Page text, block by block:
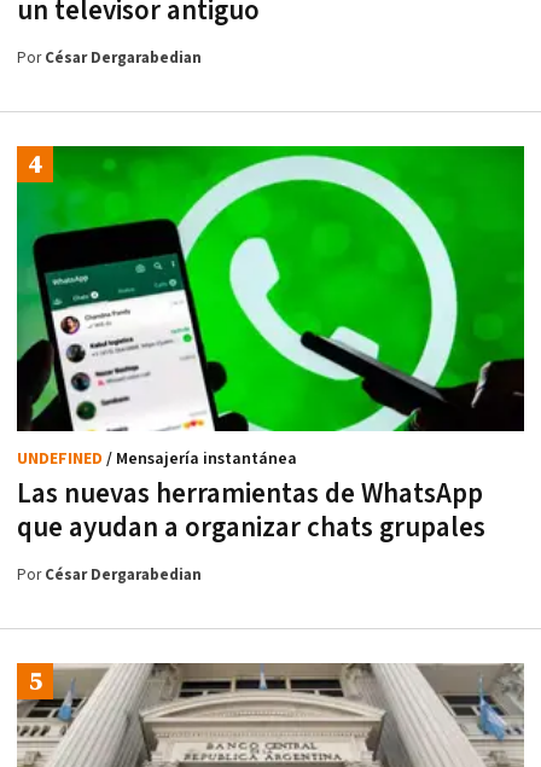
un televisor antiguo
PorCésar Dergarabedian
Las nuevas herramientas de WhatsApp
que ayudan a organizar chats grupales
UNDEFINED / Mensajería instantánea
PorCésar Dergarabedian